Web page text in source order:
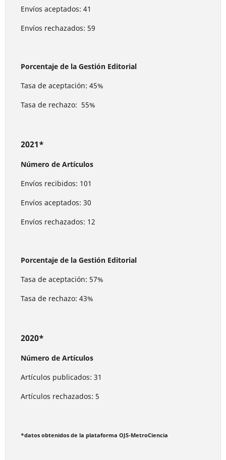
Envíos aceptados: 41
Envíos rechazados: 59
Porcentaje de la Gestión Editorial
Tasa de aceptación: 45%
Tasa de rechazo: 55%
2021*
Número de Artículos
Envíos recibidos: 101
Envíos aceptados: 30
Envíos rechazados: 12
Porcentaje de la Gestión Editorial
Tasa de aceptación: 57%
Tasa de rechazo: 43%
2020*
Número de Artículos
Artículos publicados: 31
Artículos rechazados: 5
*datos obtenidos de la plataforma OJS-MetroCiencia